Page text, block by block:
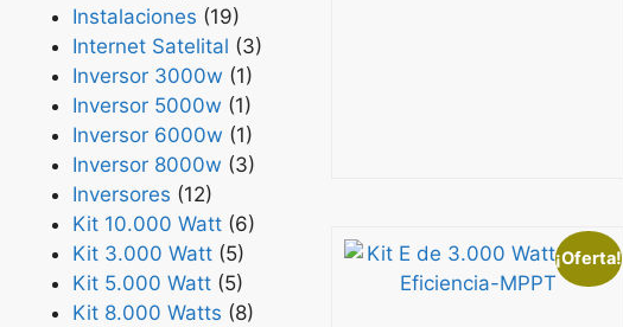
Instalaciones (19)
Internet Satelital (3)
Inversor 3000w (1)
Inversor 5000w (1)
Inversor 6000w (1)
Inversor 8000w (3)
Inversores (12)
Kit 10.000 Watt (6)
Kit 3.000 Watt (5)
Kit 5.000 Watt (5)
Kit 8.000 Watts (8)
¡Oferta!